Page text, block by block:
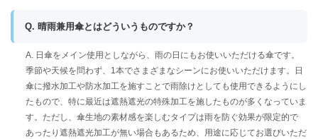
Q. 晴雨兼用傘とはどういうものですか？
A. 日傘をメイン使用としながら、雨の日にもお使いいただける傘です。
季節や天候を問わず、1本でさまざまなシーンにお使いいただけます。日
傘に撥水加工や防水加工を施すことで雨除けとしても使用できるようにし
たもので、特に最近は遮熱遮光の特殊加工を施したものが多くなっていま
す。ただし、傘生地の素材感を楽しむタイプは雨を防ぐ効果が限定的で
あったり遮熱遮光加工が無い場合もあるため、用途に応じてお選びいただ